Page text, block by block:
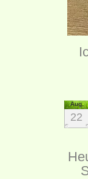
Aug.
22